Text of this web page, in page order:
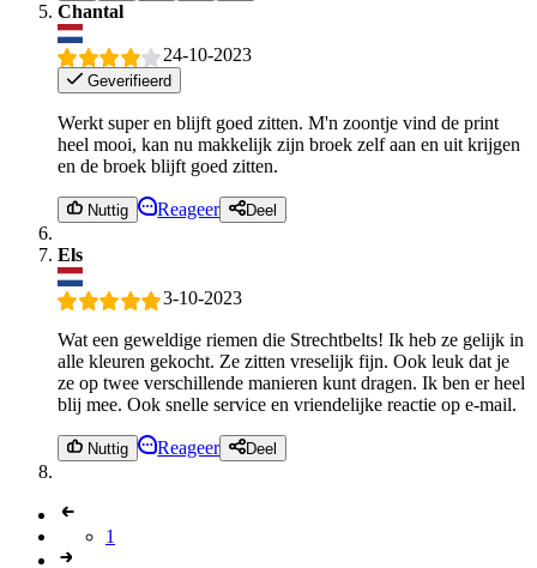
Chantal
24-10-2023
Geverifieerd
Werkt super en blijft goed zitten. M'n zoontje vind de print
heel mooi, kan nu makkelijk zijn broek zelf aan en uit krijgen
en de broek blijft goed zitten.
Nuttig Reageer Deel
Els
3-10-2023
Wat een geweldige riemen die Strechtbelts! Ik heb ze gelijk in
alle kleuren gekocht. Ze zitten vreselijk fijn. Ook leuk dat je
ze op twee verschillende manieren kunt dragen. Ik ben er heel
blij mee. Ook snelle service en vriendelijke reactie op e-mail.
Nuttig Reageer Deel
1